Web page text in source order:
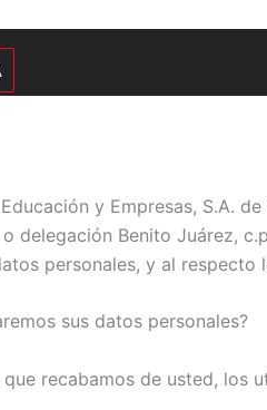
y Empresas, S.A.
delegación Benito Juárez,
personales, y al respecto
sus datos personales?
recabamos de usted, los